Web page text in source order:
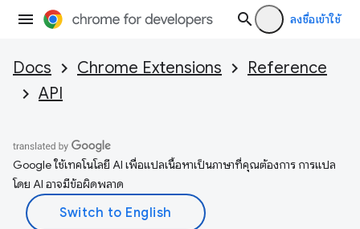
ลงชื่อเข้าใช้
Docs Chrome Extensions
Reference
API
Google ใช้เทคโนโลยี AI เพื่อแปลเนื้อหาเป็นภาษาที่คุณต้องการ การแปล
โดย AI อาจมีข้อผิดพลาด